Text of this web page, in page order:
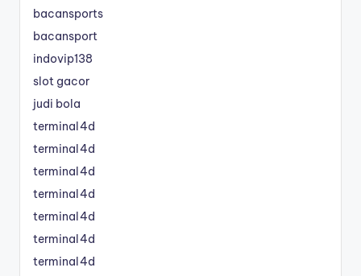
bacansports
bacansport
indovip138
slot gacor
judi bola
terminal4d
terminal4d
terminal4d
terminal4d
terminal4d
terminal4d
terminal4d